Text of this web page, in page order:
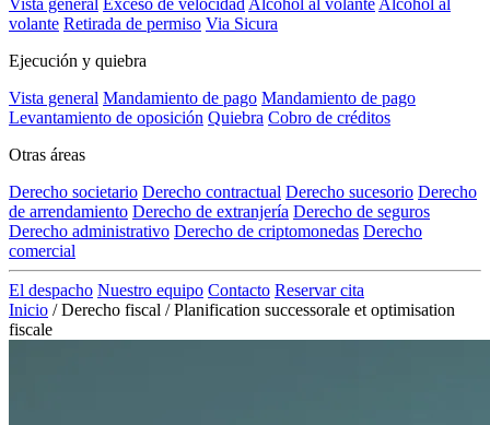
Vista general Exceso de velocidad Alcohol al volante Alcohol al
volante Retirada de permiso Via Sicura
Ejecución y quiebra
Vista general Mandamiento de pago Mandamiento de pago
Levantamiento de oposición Quiebra Cobro de créditos
Otras áreas
Derecho societario Derecho contractual Derecho sucesorio Derecho
de arrendamiento Derecho de extranjería Derecho de seguros
Derecho administrativo Derecho de criptomonedas Derecho
comercial
El despacho Nuestro equipo Contacto Reservar cita
Inicio / Derecho fiscal / Planification successorale et optimisation
fiscale